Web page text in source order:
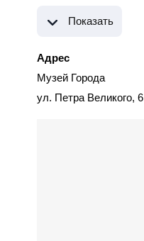
Показать
Адрес
Музей Города
ул. Петра Великого, 6